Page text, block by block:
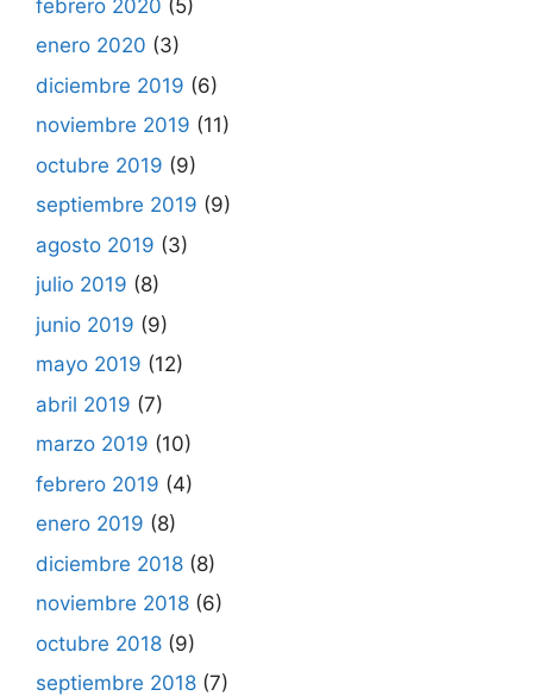
febrero 2020 (5)
enero 2020 (3)
diciembre 2019 (6)
noviembre 2019 (11)
octubre 2019 (9)
septiembre 2019 (9)
agosto 2019 (3)
julio 2019 (8)
junio 2019 (9)
mayo 2019 (12)
abril 2019 (7)
marzo 2019 (10)
febrero 2019 (4)
enero 2019 (8)
diciembre 2018 (8)
noviembre 2018 (6)
octubre 2018 (9)
septiembre 2018 (7)